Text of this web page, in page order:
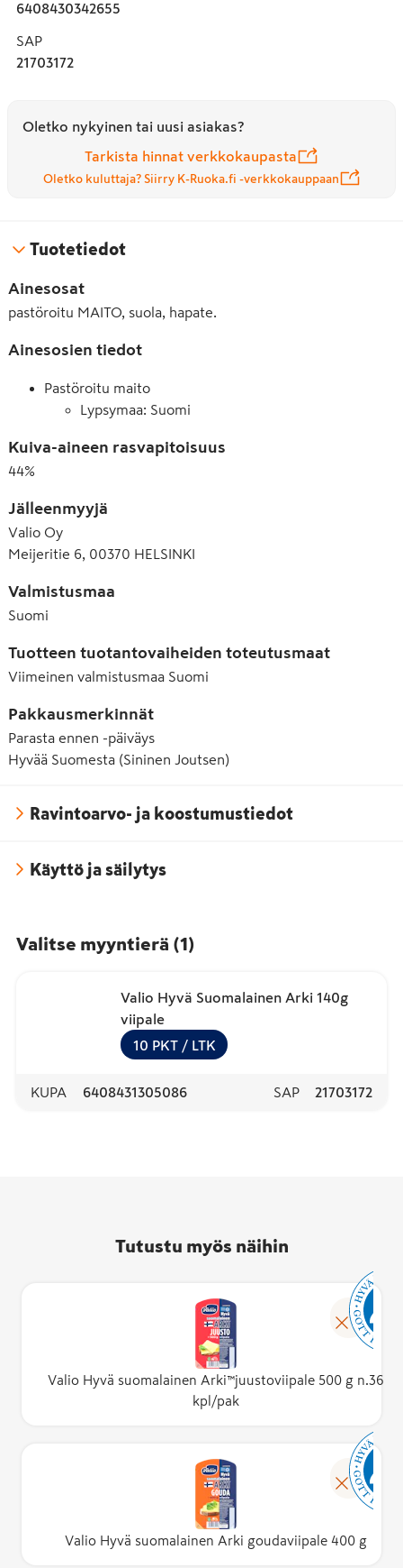
6408430342655
SAP
21703172
Oletko nykyinen tai uusi asiakas?
Tarkista hinnat verkkokaupasta
Oletko kuluttaja? Siirry K-Ruoka.fi -verkkokauppaan
Tuotetiedot
Ainesosat
pastöroitu MAITO, suola, hapate.
Ainesosien tiedot
Pastöroitu maito
Lypsymaa: Suomi
Kuiva-aineen rasvapitoisuus
44%
Jälleenmyyjä
Valio Oy
Meijeritie 6, 00370 HELSINKI
Valmistusmaa
Suomi
Tuotteen tuotantovaiheiden toteutusmaat
Viimeinen valmistusmaa Suomi
Pakkausmerkinnät
Parasta ennen -päiväys
Hyvää Suomesta (Sininen Joutsen)
Ravintoarvo- ja koostumustiedot
Käyttö ja säilytys
Valitse myyntierä (1 )
Valio Hyvä Suomalainen Arki 140g
viipale
10 PKT / LTK
KUPA 6408431305086 SAP 21703172
Tutustu myös näihin
Valio Hyvä suomalainen Arki™juustoviipale 500 g n.36
kpl/pak
Valio Hyvä suomalainen Arki goudaviipale 400 g